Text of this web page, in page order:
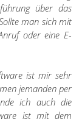
über das
man sich mit
oder eine E-
ist mir sehr
jemanden per
ich auch die
ist mit dem